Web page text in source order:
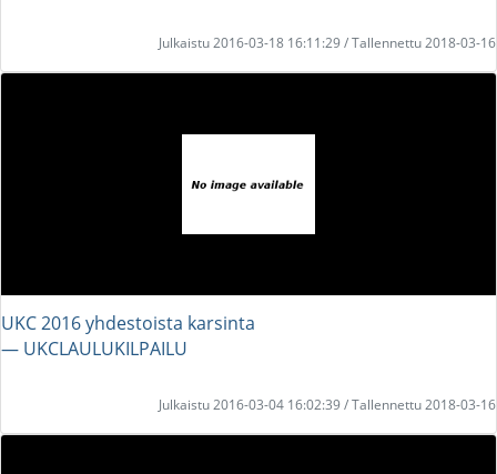
Julkaistu 2016-03-18 16:11:29 / Tallennettu 2018-03-16
UKC 2016 yhdestoista karsinta
― UKCLAULUKILPAILU
Julkaistu 2016-03-04 16:02:39 / Tallennettu 2018-03-16